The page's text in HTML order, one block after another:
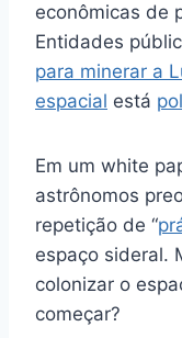
econômicas de
Entidades
para minerar a
espacial está
Em um white
astrônomos
repetição de “
espaço sideral.
colonizar o
começar?